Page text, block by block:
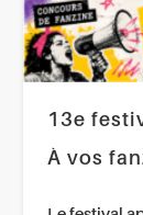
13e
À vos